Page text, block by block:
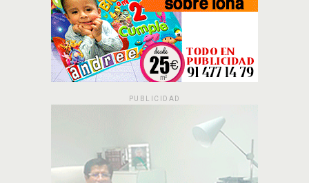
PUBLICIDAD